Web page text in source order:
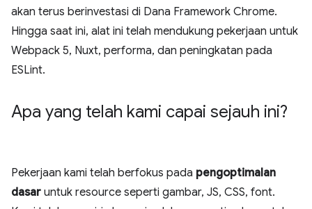
akan terus berinvestasi di Dana Framework Chrome.
Hingga saat ini, alat ini telah mendukung pekerjaan untuk
Webpack 5, Nuxt, performa, dan peningkatan pada
ESLint.
Apa yang telah kami capai sejauh ini?
Pekerjaan kami telah berfokus pada pengoptimalan
dasar untuk resource seperti gambar, JS, CSS, font.